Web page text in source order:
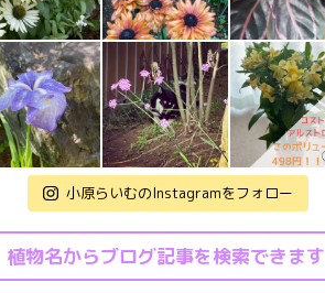
小原らいむのInstagramをフォロー
植物名からブログ記事を検索できます